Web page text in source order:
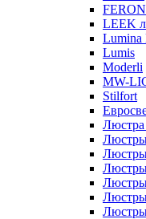
FERON
LEEK
Lumina
Lumis
Moderli
MW-
Stilfort
Люстры